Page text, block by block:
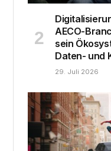
AECO-
sein
Daten- und
29. Juli 2026